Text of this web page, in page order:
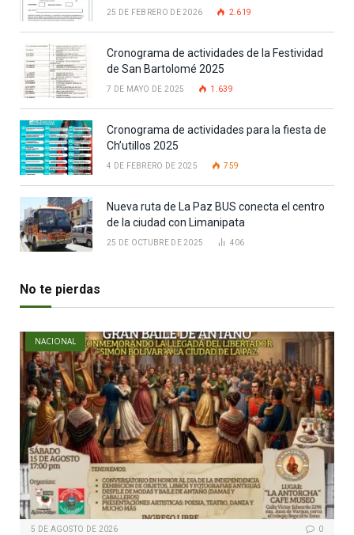
25 DE FEBRERO DE 2026 2.619
Cronograma de actividades de la Festividad
de San Bartolomé 2025
7 DE MAYO DE 2025 1.639
Cronograma de actividades para la fiesta de
Ch’utillos 2025
4 DE FEBRERO DE 2025 759
Nueva ruta de La Paz BUS conecta el centro
de la ciudad con Limanipata
25 DE OCTUBRE DE 2025 406
No te pierdas
NACIONAL
5 DE AGOSTO DE 2026 0